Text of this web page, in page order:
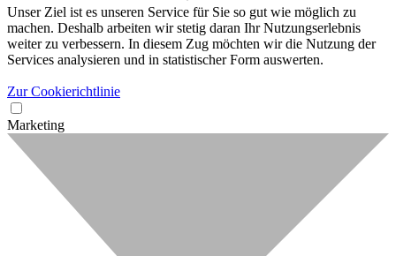
Unser Ziel ist es unseren Service für Sie so gut wie möglich zu
machen. Deshalb arbeiten wir stetig daran Ihr Nutzungserlebnis
weiter zu verbessern. In diesem Zug möchten wir die Nutzung der
Services analysieren und in statistischer Form auswerten.
Zur Cookierichtlinie
Marketing